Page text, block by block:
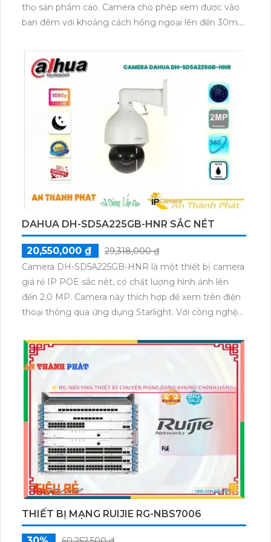
thọ sản phẩm cao. Camera cho phép xem được vào
ban đêm với khoảng cách hồng ngoại lên đến 30m.
sáng đẹp và có độ nét lên tới 2.0 MP, đồng thời tiết
kiệm băng thông với các chuẩn nén
H.265+/H.265/H.264+/H.264. Camera cũng tích hợp
công nghệ nhìn đêm chất lượng Hồng Ngoại Smart
IR giúp xử lý chói sáng tốt, mang lại hình ảnh sắc nét
và chất lượng cao.
DAHUA DH-SD5A225GB-HNR SẮC NÉT
20,550,000 ₫
29,318,000 ₫
Camera DH-SD5A225GB-HNR là một thiết bị camera
giá rẻ IP POE sắc nét, có chất lượng hình ảnh lên
đến 2.0 MP. Camera này thích hợp để xem trên điện
thoại thông qua ứng dụng Starlight. Với công nghệ
đảm bảo hình ảnh rõ nét khi quan sát trong môi
trường tối. Sản phẩm được thiết kế đặc biệt cho việc
lắp đặt camera trong các công trình với khả năng
chống nước IP67. Với chức năng 360 IP POE kỹ
thuật số, camera cung cấp khả năng quan sát toàn
diện. Đặc biệt, camera này còn tích hợp công nghệ
AI cho dự án chuyên dụng, mang lại những chức
năng vượt trội trong việc giám sát.
THIẾT BỊ MẠNG RUIJIE RG-NBS7006